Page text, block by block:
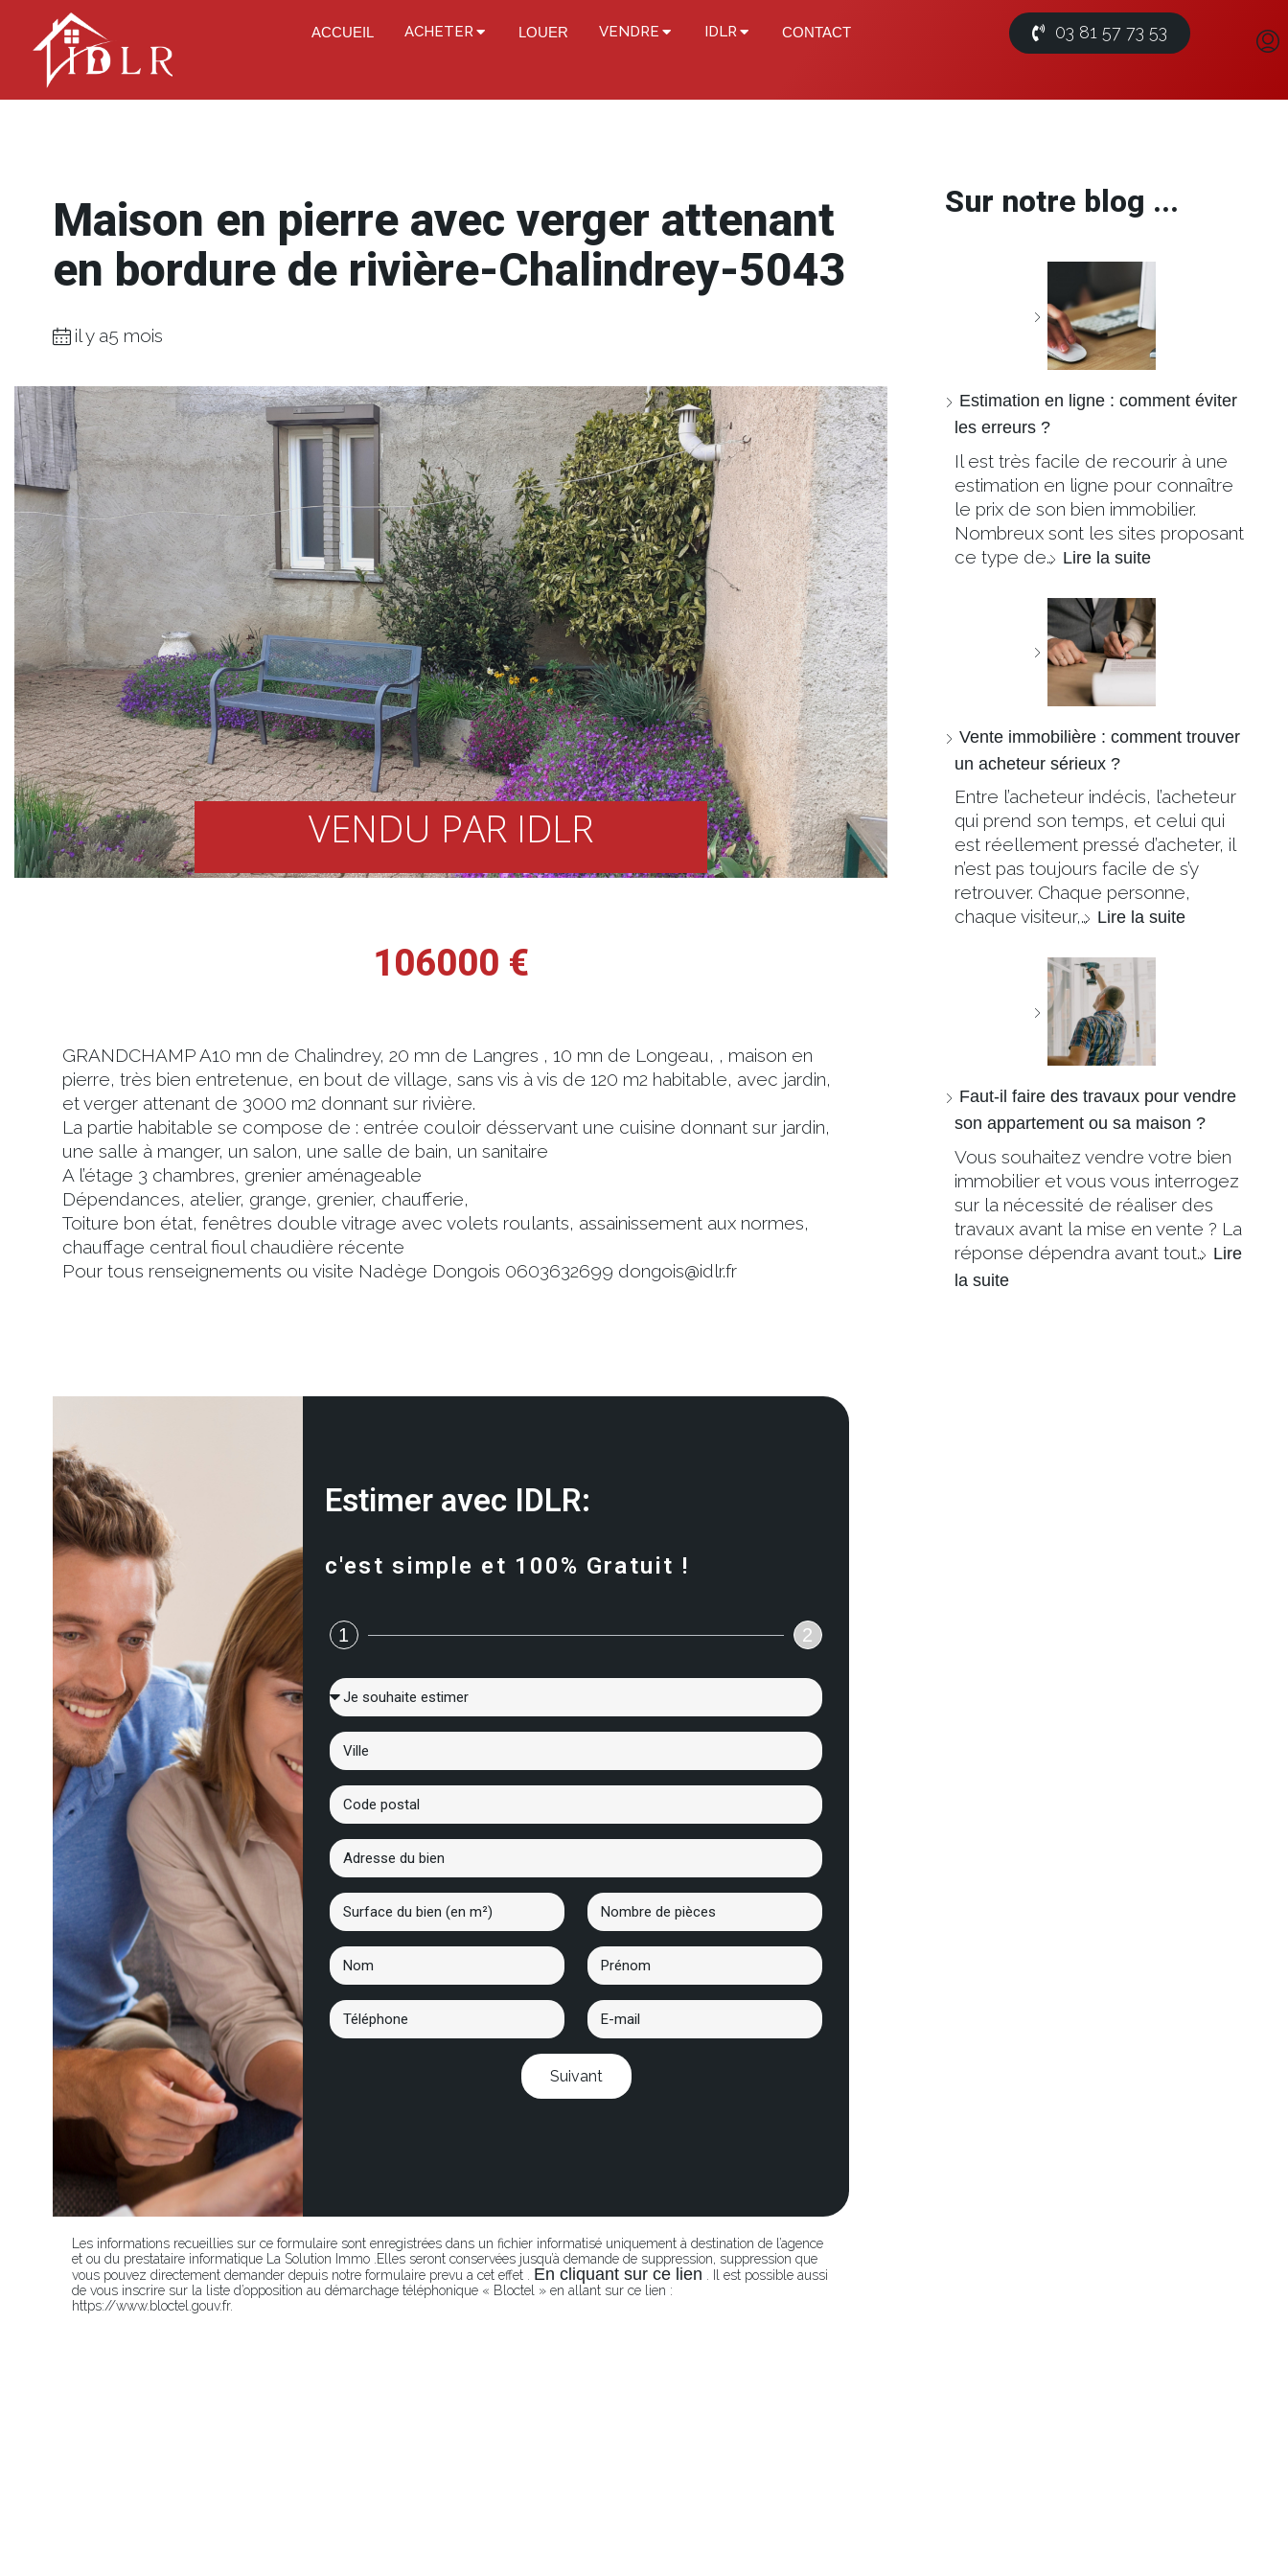
ACCUEIL ACHETER LOUER VENDRE IDLR CONTACT 03 81 57 73 53
Maison en pierre avec verger attenant
en bordure de rivière-Chalindrey-5043
il y a5 mois
VENDU PAR IDLR
106000 €
GRANDCHAMP A10 mn de Chalindrey, 20 mn de Langres , 10 mn de Longeau, , maison en
pierre, très bien entretenue, en bout de village, sans vis à vis de 120 m2 habitable, avec jardin,
et verger attenant de 3000 m2 donnant sur rivière.
La partie habitable se compose de : entrée couloir désservant une cuisine donnant sur jardin,
une salle à manger, un salon, une salle de bain, un sanitaire
A l’étage 3 chambres, grenier aménageable
Dépendances, atelier, grange, grenier, chaufferie,
Toiture bon état, fenêtres double vitrage avec volets roulants, assainissement aux normes,
chauffage central fioul chaudière récente
Pour tous renseignements ou visite Nadège Dongois 0603632699 dongois@idlr.fr
Estimer avec IDLR:
c'est simple et 100% Gratuit !
1 2
Suivant
Les informations recueillies sur ce formulaire sont enregistrées dans un fichier informatisé uniquement à destination de l’agence
et ou du prestataire informatique La Solution Immo .Elles seront conservées jusqu’à demande de suppression, suppression que
vous pouvez directement demander depuis notre formulaire prevu a cet effet . En cliquant sur ce lien . Il est possible aussi
de vous inscrire sur la liste d’opposition au démarchage téléphonique « Bloctel » en allant sur ce lien :
https://www.bloctel.gouv.fr.
Sur notre blog ...
Estimation en ligne : comment éviter
les erreurs ?
Il est très facile de recourir à une
estimation en ligne pour connaître
le prix de son bien immobilier.
Nombreux sont les sites proposant
ce type de… Lire la suite
Vente immobilière : comment trouver
un acheteur sérieux ?
Entre l’acheteur indécis, l’acheteur
qui prend son temps, et celui qui
est réellement pressé d’acheter, il
n’est pas toujours facile de s’y
retrouver. Chaque personne,
chaque visiteur,… Lire la suite
Faut-il faire des travaux pour vendre
son appartement ou sa maison ?
Vous souhaitez vendre votre bien
immobilier et vous vous interrogez
sur la nécessité de réaliser des
travaux avant la mise en vente ? La
réponse dépendra avant tout… Lire
la suite